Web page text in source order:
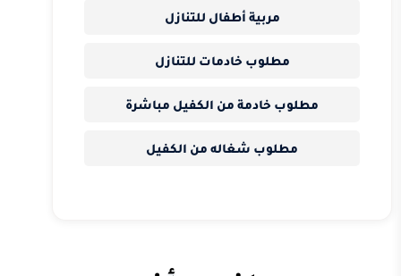
مربية أطفال للتنازل
مطلوب خادمات للتنازل
مطلوب خادمة من الكفيل مباشرة
مطلوب شغاله من الكفيل